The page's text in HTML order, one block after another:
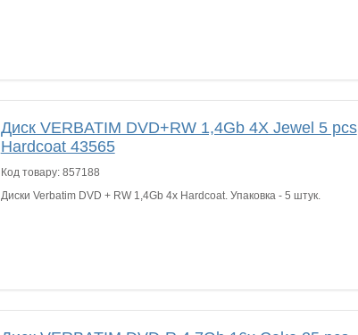
Диск VERBATIM DVD+RW 1,4Gb 4X Jewel 5 pcs
Hardcoat 43565
Код товару: 857188
Диски Verbatim DVD + RW 1,4Gb 4x Hardcoat. Упаковка - 5 штук.